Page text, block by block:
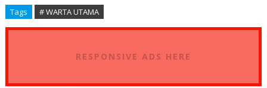
Tags # WARTA UTAMA
RESPONSIVE ADS HERE